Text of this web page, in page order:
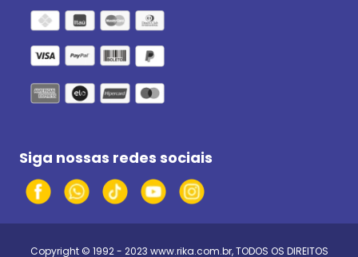
Siga nossas redes sociais
Copyright © 1992 - 2023 www.rika.com.br, TODOS OS DIREITOS